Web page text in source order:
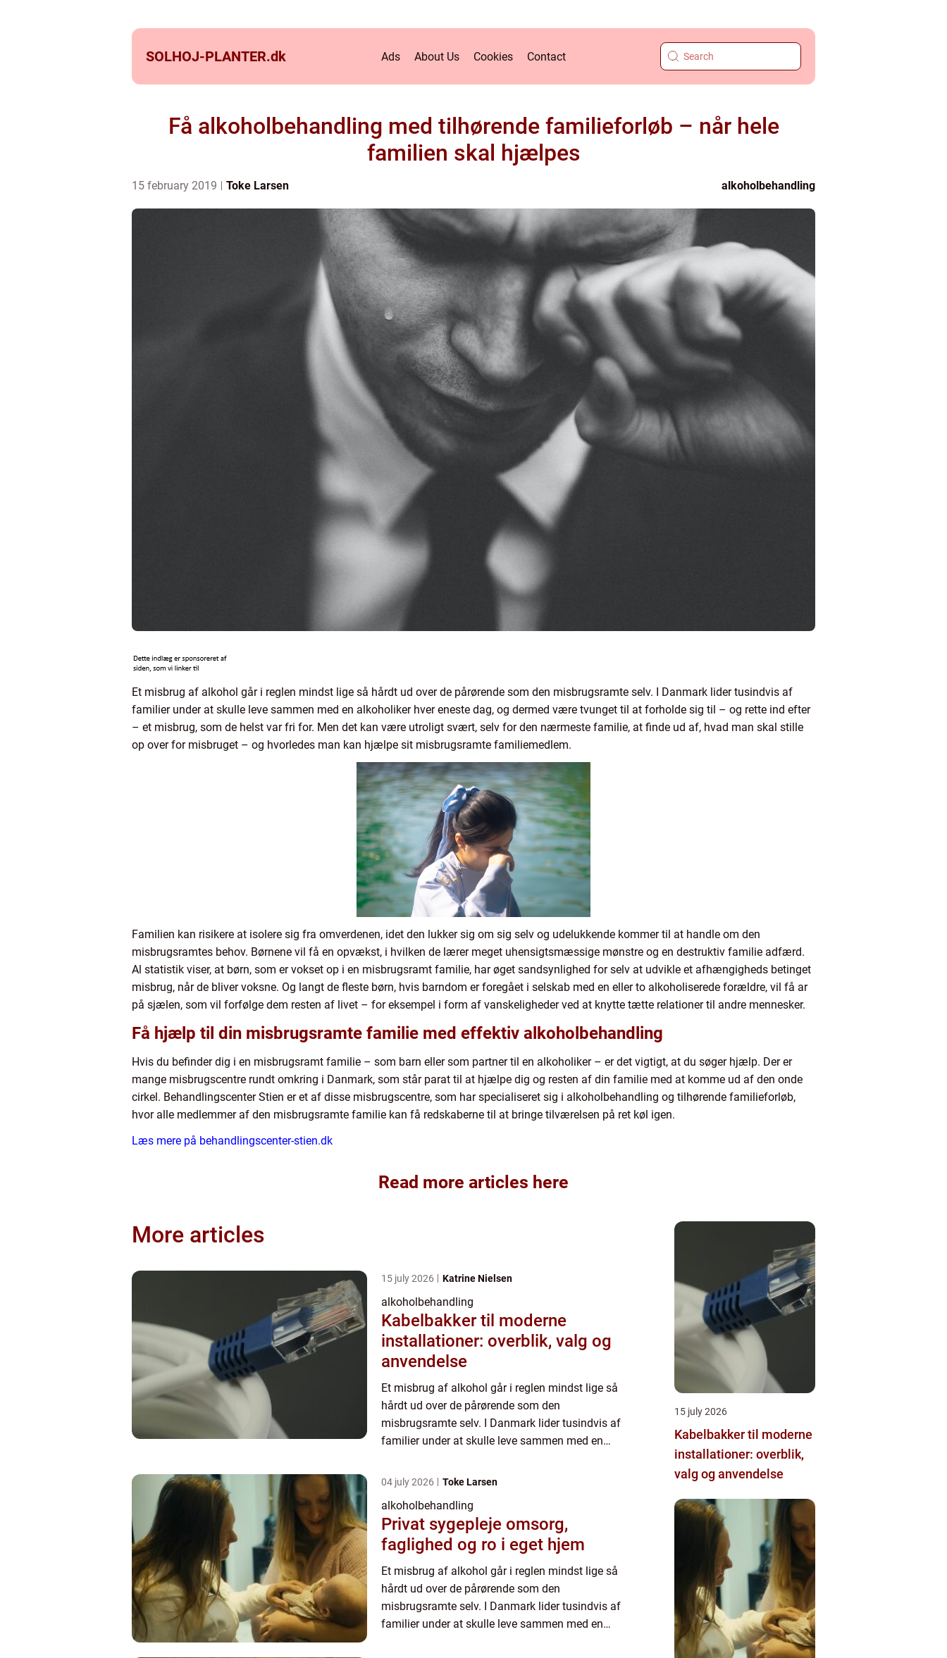
SOLHOJ-PLANTER.dk Ads About Us Cookies Contact
Få alkoholbehandling med tilhørende familieforløb – når hele
familien skal hjælpes
15 february 2019 Toke Larsen alkoholbehandling
Et misbrug af alkohol går i reglen mindst lige så hårdt ud over de pårørende som den misbrugsramte selv. I Danmark lider tusindvis af
familier under at skulle leve sammen med en alkoholiker hver eneste dag, og dermed være tvunget til at forholde sig til – og rette ind efter
– et misbrug, som de helst var fri for. Men det kan være utroligt svært, selv for den nærmeste familie, at finde ud af, hvad man skal stille
op over for misbruget – og hvorledes man kan hjælpe sit misbrugsramte familiemedlem.
Familien kan risikere at isolere sig fra omverdenen, idet den lukker sig om sig selv og udelukkende kommer til at handle om den
misbrugsramtes behov. Børnene vil få en opvækst, i hvilken de lærer meget uhensigtsmæssige mønstre og en destruktiv familie adfærd.
Al statistik viser, at børn, som er vokset op i en misbrugsramt familie, har øget sandsynlighed for selv at udvikle et afhængigheds betinget
misbrug, når de bliver voksne. Og langt de fleste børn, hvis barndom er foregået i selskab med en eller to alkoholiserede forældre, vil få ar
på sjælen, som vil forfølge dem resten af livet – for eksempel i form af vanskeligheder ved at knytte tætte relationer til andre mennesker.
Få hjælp til din misbrugsramte familie med effektiv alkoholbehandling
Hvis du befinder dig i en misbrugsramt familie – som barn eller som partner til en alkoholiker – er det vigtigt, at du søger hjælp. Der er
mange misbrugscentre rundt omkring i Danmark, som står parat til at hjælpe dig og resten af din familie med at komme ud af den onde
cirkel. Behandlingscenter Stien er et af disse misbrugscentre, som har specialiseret sig i alkoholbehandling og tilhørende familieforløb,
hvor alle medlemmer af den misbrugsramte familie kan få redskaberne til at bringe tilværelsen på ret køl igen.
Læs mere på behandlingscenter-stien.dk
Read more articles here
More articles
15 july 2026 Katrine Nielsen
alkoholbehandling
Kabelbakker til moderne
installationer: overblik, valg og
anvendelse
Et misbrug af alkohol går i reglen mindst lige så
hårdt ud over de pårørende som den
misbrugsramte selv. I Danmark lider tusindvis af
familier under at skulle leve sammen med en
04 july 2026 Toke Larsen
alkoholbehandling
Privat sygepleje omsorg,
faglighed og ro i eget hjem
Et misbrug af alkohol går i reglen mindst lige så
hårdt ud over de pårørende som den
misbrugsramte selv. I Danmark lider tusindvis af
familier under at skulle leve sammen med en
15 july 2026
Kabelbakker til moderne
installationer: overblik,
valg og anvendelse